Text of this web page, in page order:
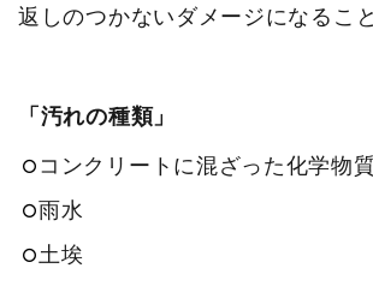
返しのつかないダメージになるこ
「汚れの種類」
コンクリートに混ざった化学物
雨水
土埃